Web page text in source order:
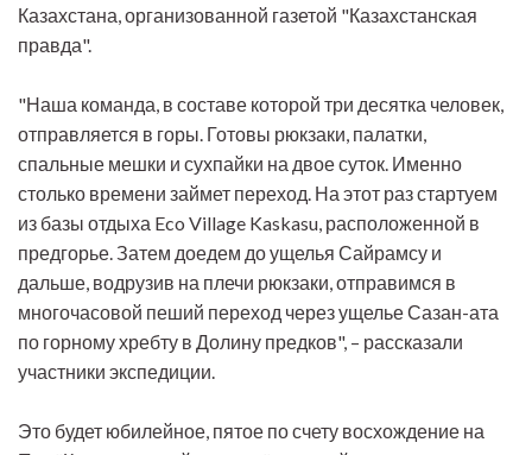
Казахстана, организованной газетой "Казахстанская
правда".
"Наша команда, в составе которой три десятка человек,
отправляется в горы. Готовы рюкзаки, палатки,
спальные мешки и сухпайки на двое суток. Именно
столько времени займет переход. На этот раз стартуем
из базы отдыха Eco Village Kaskasu, расположенной в
предгорье. Затем доедем до ущелья Сайрамсу и
дальше, водрузив на плечи рюкзаки, отправимся в
многочасовой пеший переход через ущелье Сазан-ата
по горному хребту в Долину предков", – рассказали
участники экспедиции.
Это будет юбилейное, пятое по счету восхождение на